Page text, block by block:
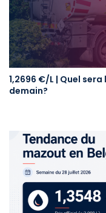
1,2696 €/L | Quel
demain?